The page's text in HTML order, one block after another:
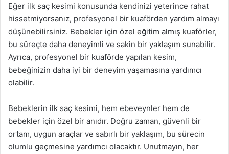
Eğer ilk saç kesimi konusunda kendinizi yeterince rahat
hissetmiyorsanız, profesyonel bir kuaförden yardım almayı
düşünebilirsiniz. Bebekler için özel eğitim almış kuaförler,
bu süreçte daha deneyimli ve sakin bir yaklaşım sunabilir.
Ayrıca, profesyonel bir kuaförde yapılan kesim,
bebeğinizin daha iyi bir deneyim yaşamasına yardımcı
olabilir.
Bebeklerin ilk saç kesimi, hem ebeveynler hem de
bebekler için özel bir anıdır. Doğru zaman, güvenli bir
ortam, uygun araçlar ve sabırlı bir yaklaşım, bu sürecin
olumlu geçmesine yardımcı olacaktır. Unutmayın, her